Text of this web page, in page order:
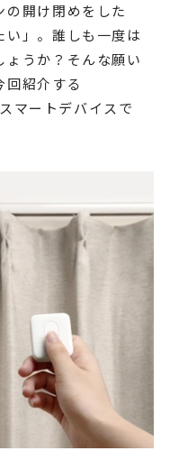
の開け閉めをした
い」。誰しも一度は
うか？そんな願い
回紹介する
マートデバイスで